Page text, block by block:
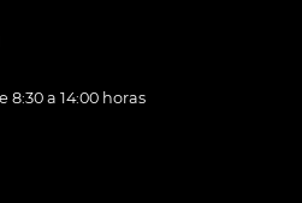
8:30 a 14:00 horas